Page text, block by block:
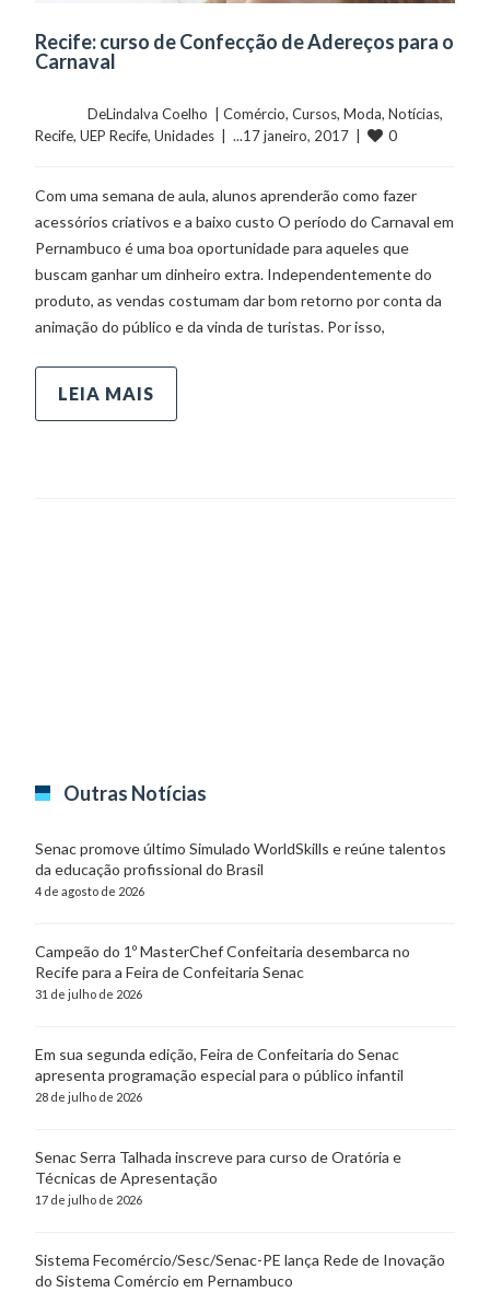
Recife: curso de Confecção de Adereços para o
Carnaval
	    	DeLindalva Coelho  |
Comércio, Cursos, Moda, Notícias
Recife, UEP Recife, Unidades
  |  ...17 janeiro, 2017  |
0
Com uma semana de aula, alunos aprenderão como fazer
acessórios criativos e a baixo custo O período do Carnaval em
Pernambuco é uma boa oportunidade para aqueles que
buscam ganhar um dinheiro extra. Independentemente do
produto, as vendas costumam dar bom retorno por conta da
animação do público e da vinda de turistas. Por isso,
LEIA MAIS
Outras Notícias
Senac promove último Simulado WorldSkills e reúne talentos
da educação profissional do Brasil
4 de agosto de 2026
Campeão do 1º MasterChef Confeitaria desembarca no
Recife para a Feira de Confeitaria Senac
31 de julho de 2026
Em sua segunda edição, Feira de Confeitaria do Senac
apresenta programação especial para o público infantil
28 de julho de 2026
Senac Serra Talhada inscreve para curso de Oratória e
Técnicas de Apresentação
17 de julho de 2026
Sistema Fecomércio/Sesc/Senac-PE lança Rede de Inovação
do Sistema Comércio em Pernambuco